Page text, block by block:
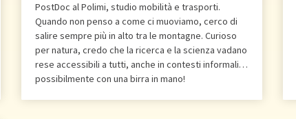
PostDoc al Polimi, studio mobilità e trasporti.
Quando non penso a come ci muoviamo, cerco di
salire sempre più in alto tra le montagne. Curioso
per natura, credo che la ricerca e la scienza vadano
rese accessibili a tutti, anche in contesti informali…
possibilmente con una birra in mano!